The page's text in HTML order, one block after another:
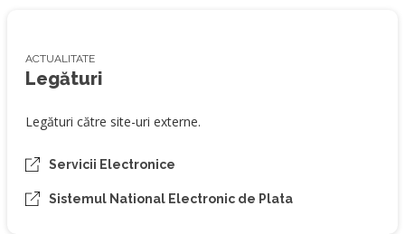
ACTUALITATE
Legături
Legături către site-uri externe.
Servicii Electronice
Sistemul National Electronic de Plata